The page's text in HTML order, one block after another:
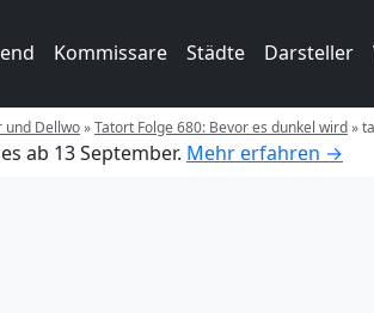
Kommissare Städte Darsteller
und Dellwo»Tatort Folge 680: Bevor es dunkel wird»
ab 13 September. Mehr erfahren →